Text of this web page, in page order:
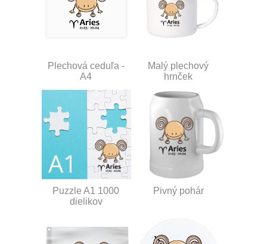
Plechová ceduľa -
A4
Malý plechový
hrnček
Puzzle A1 1000
dielikov
Pivný pohár